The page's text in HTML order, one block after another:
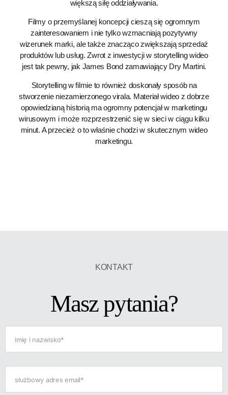
większą siłę oddziaływania.
Filmy o przemyślanej koncepcji cieszą się ogromnym
zainteresowaniem i nie tylko wzmacniają pozytywny
wizerunek marki, ale także znacząco zwiększają sprzedaż
produktów lub usług. Zwrot z inwestycji w storytelling wideo
jest tak pewny, jak James Bond zamawiający Dry Martini.
Storytelling w filmie to również doskonały sposób na
stworzenie niezamierzonego virala. Materiał wideo z dobrze
opowiedzianą historią ma ogromny potencjał w marketingu
wirusowym i może rozprzestrzenić się w sieci w ciągu kilku
minut. A przecież o to właśnie chodzi w skutecznym wideo
marketingu.
KONTAKT
Masz pytania?